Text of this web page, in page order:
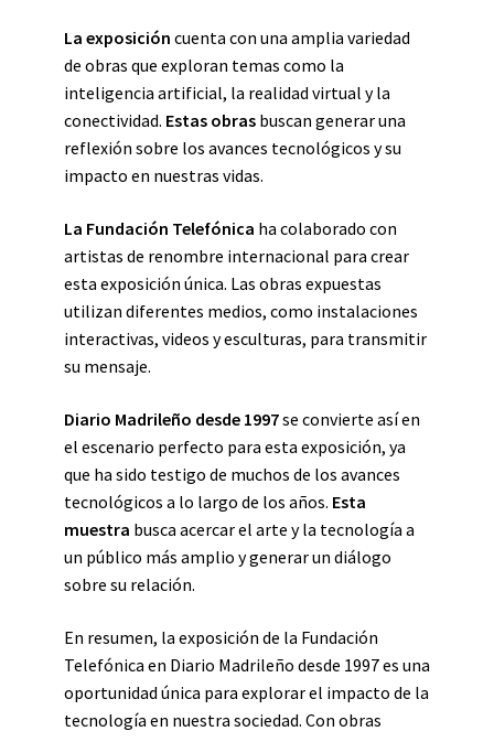
La exposición cuenta con una amplia variedad
de obras que exploran temas como la
inteligencia artificial, la realidad virtual y la
conectividad. Estas obras buscan generar una
reflexión sobre los avances tecnológicos y su
impacto en nuestras vidas.
La Fundación Telefónica ha colaborado con
artistas de renombre internacional para crear
esta exposición única. Las obras expuestas
utilizan diferentes medios, como instalaciones
interactivas, videos y esculturas, para transmitir
su mensaje.
Diario Madrileño desde 1997se convierte así en
el escenario perfecto para esta exposición, ya
que ha sido testigo de muchos de los avances
tecnológicos a lo largo de los años. Esta
muestra busca acercar el arte y la tecnología a
un público más amplio y generar un diálogo
sobre su relación.
En resumen, la exposición de la Fundación
Telefónica en Diario Madrileño desde 1997 es una
oportunidad única para explorar el impacto de la
tecnología en nuestra sociedad. Con obras